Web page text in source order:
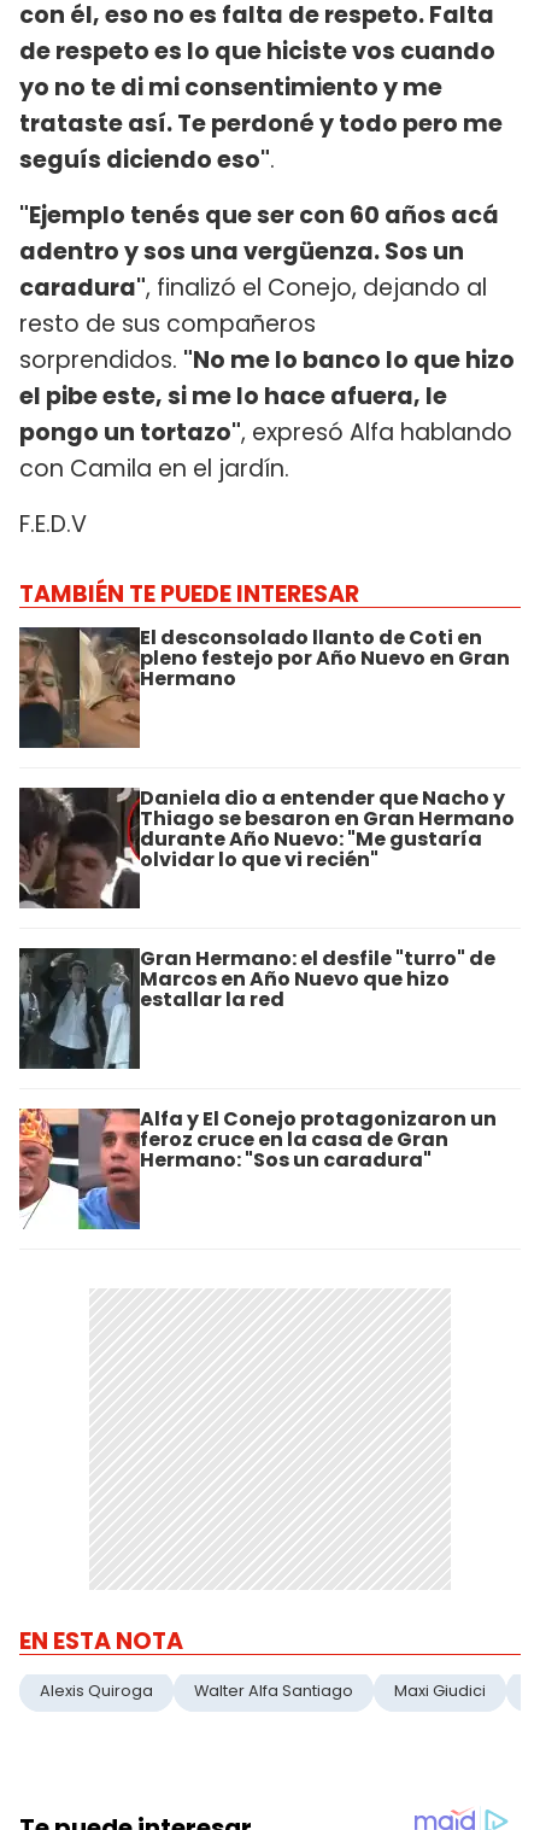
con él, eso no es falta de respeto. Falta
de respeto es lo que hiciste vos cuando
yo no te di mi consentimiento y me
trataste así. Te perdoné y todo pero me
seguís diciendo eso".
"Ejemplo tenés que ser con 60 años acá
adentro y sos una vergüenza. Sos un
caradura", finalizó el Conejo, dejando al
resto de sus compañeros
sorprendidos. "No me lo banco lo que hizo
el pibe este, si me lo hace afuera, le
pongo un tortazo", expresó Alfa hablando
con Camila en el jardín.
F.E.D.V
TAMBIÉN TE PUEDE INTERESAR
El desconsolado llanto de Coti en
pleno festejo por Año Nuevo en Gran
Hermano
Daniela dio a entender que Nacho y
Thiago se besaron en Gran Hermano
durante Año Nuevo: "Me gustaría
olvidar lo que vi recién"
Gran Hermano: el desfile "turro" de
Marcos en Año Nuevo que hizo
estallar la red
Alfa y El Conejo protagonizaron un
feroz cruce en la casa de Gran
Hermano: "Sos un caradura"
EN ESTA NOTA
Alexis Quiroga Walter Alfa Santiago Maxi Giudici